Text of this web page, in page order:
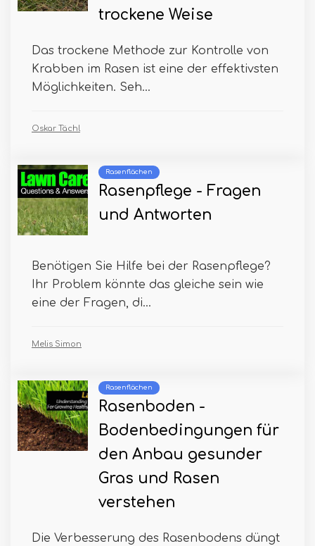
trockene Weise
Das trockene Methode zur Kontrolle von
Krabben im Rasen ist eine der effektivsten
Möglichkeiten. Seh...
Oskar Tächl
Rasenflächen
Rasenpflege - Fragen
und Antworten
Benötigen Sie Hilfe bei der Rasenpflege?
Ihr Problem könnte das gleiche sein wie
eine der Fragen, di...
Melis Simon
Rasenflächen
Rasenboden -
Bodenbedingungen für
den Anbau gesunder
Gras und Rasen
verstehen
Die Verbesserung des Rasenbodens düngt